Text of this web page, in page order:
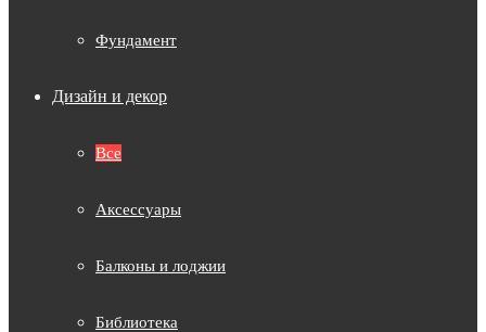
Фундамент
Дизайн и декор
Все
Аксессуары
Балконы и лоджии
Библиотека